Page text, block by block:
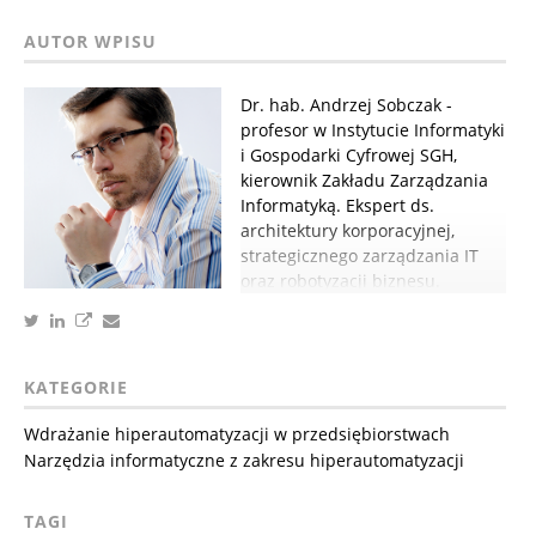
Dr. hab. Andrzej Sobczak -
profesor w Instytucie Informatyki
i Gospodarki Cyfrowej SGH,
kierownik Zakładu Zarządzania
Informatyką. Ekspert ds.
architektury korporacyjnej,
strategicznego zarządzania IT
oraz robotyzacji biznesu.
KATEGORIE
Wdrażanie hiperautomatyzacji w przedsiębiorstwach
Narzędzia informatyczne z zakresu hiperautomatyzacji
TAGI